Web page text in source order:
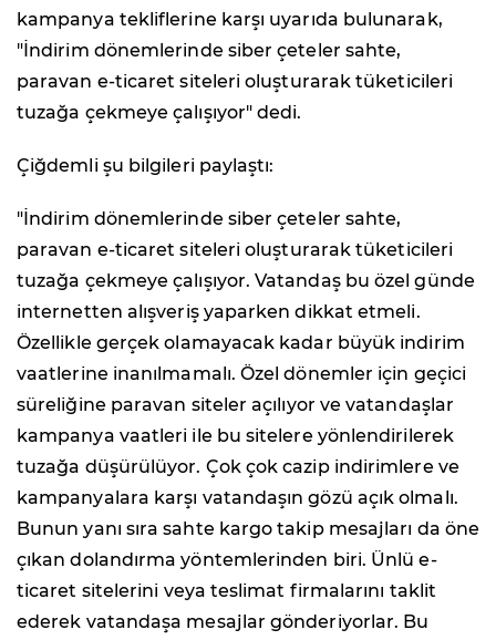
kampanya tekliflerine karşı uyarıda bulunarak,
"İndirim dönemlerinde siber çeteler sahte,
paravan e-ticaret siteleri oluşturarak tüketicileri
tuzağa çekmeye çalışıyor" dedi.
Çiğdemli şu bilgileri paylaştı:
"İndirim dönemlerinde siber çeteler sahte,
paravan e-ticaret siteleri oluşturarak tüketicileri
tuzağa çekmeye çalışıyor. Vatandaş bu özel günde
internetten alışveriş yaparken dikkat etmeli.
Özellikle gerçek olamayacak kadar büyük indirim
vaatlerine inanılmamalı. Özel dönemler için geçici
süreliğine paravan siteler açılıyor ve vatandaşlar
kampanya vaatleri ile bu sitelere yönlendirilerek
tuzağa düşürülüyor. Çok çok cazip indirimlere ve
kampanyalara karşı vatandaşın gözü açık olmalı.
Bunun yanı sıra sahte kargo takip mesajları da öne
çıkan dolandırma yöntemlerinden biri. Ünlü e-
ticaret sitelerini veya teslimat firmalarını taklit
ederek vatandaşa mesajlar gönderiyorlar. Bu